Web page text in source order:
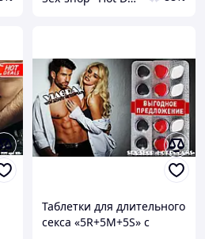
Таблетки для длительного
секса «5R+5M+5S» с